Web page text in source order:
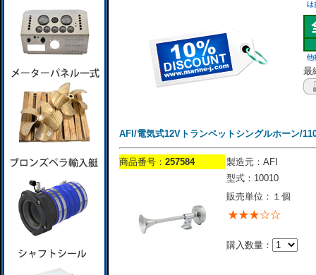
最
AFI/電気式12Vトランペットシングルホーン/
商品番号： 257584
製造元：AFI
型式：10010
販売単位：１個
購入数量：